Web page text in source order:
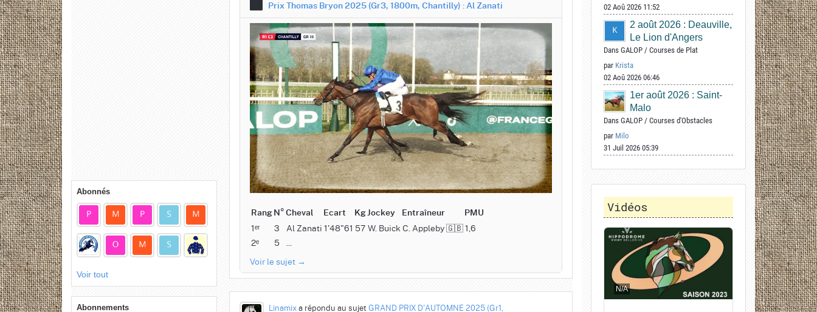
Abonnés
Voir tout
Abonnements
Prix Thomas Bryon 2025 (Gr3, 1800m, Chantilly) : Al Zanati
Rang N° Cheval Ecart Kg Jockey Entraîneur PMU
1ᵉʳ 3 Al Zanati 1'48"61 57 W. Buick C. Appleby 🇬🇧1,6
2ᵉ
5
Voir le sujet →
Linamixa répondu au sujet GRAND PRIX D'AUTOMNE 2025 (Gr1,
02 Aoû 2026 11:52
2 août 2026 : Deauville,
Le Lion d'Angers
Dans GALOP / Courses de Plat
par Krista
02 Aoû 2026 06:46
1er août 2026 : Saint-
Malo
Dans GALOP / Courses d'Obstacles
par Milo
31 Juil 2026 05:39
Vidéos
N/A